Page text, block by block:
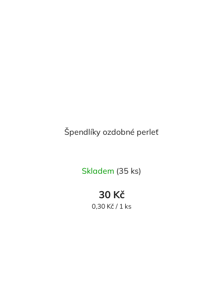
Špendlíky ozdobné perleť
Skladem (35 ks)
30 Kč
Měrná
0,30 Kč / 1 ks